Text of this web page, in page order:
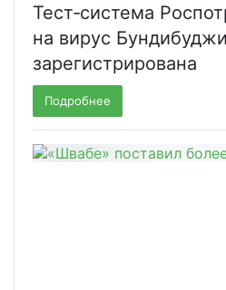
Тест‑система
на вирус
зарегистрирована
Подробнее